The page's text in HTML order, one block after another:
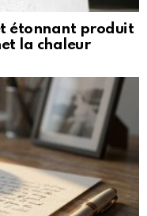
étonnant produit
la chaleur